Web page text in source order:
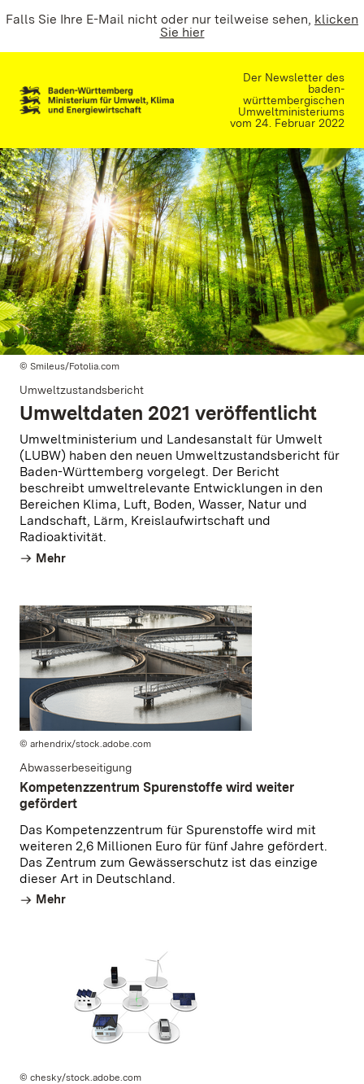
Falls Sie Ihre E-Mail nicht oder nur teilweise sehen, klicken
Sie hier
Der Newsletter des
baden-
württembergischen
Umweltministeriums
vom 24. Februar 2022
© Smileus/Fotolia.com
Umweltzustandsbericht
Umweltdaten 2021 veröffentlicht
Umweltministerium und Landesanstalt für Umwelt
(LUBW) haben den neuen Umweltzustandsbericht für
Baden-Württemberg vorgelegt. Der Bericht
beschreibt umweltrelevante Entwicklungen in den
Bereichen Klima, Luft, Boden, Wasser, Natur und
Landschaft, Lärm, Kreislaufwirtschaft und
Radioaktivität.
Mehr
© arhendrix/stock.adobe.com
Abwasserbeseitigung
Kompetenzzentrum Spurenstoffe wird weiter
gefördert
Das Kompetenzzentrum für Spurenstoffe wird mit
weiteren 2,6 Millionen Euro für fünf Jahre gefördert.
Das Zentrum zum Gewässerschutz ist das einzige
dieser Art in Deutschland.
Mehr
© chesky/stock.adobe.com